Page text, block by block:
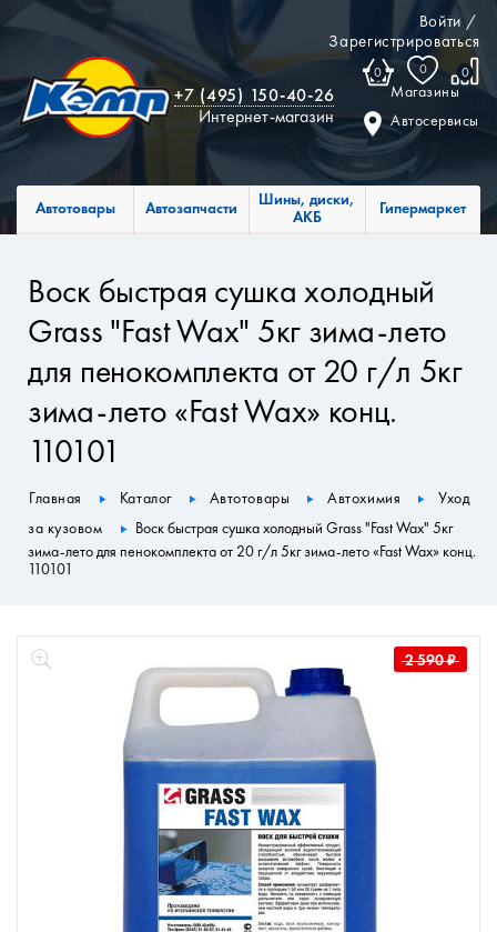
Войти /
Зарегистрироваться
0 0 0
Магазины
Автосервисы
+7 (495) 150-40-26
Интернет-магазин
Автотовары Автозапчасти
Шины, диски,
АКБ
Гипермаркет
Воск быстрая сушка холодный
Grass "Fast Wax" 5кг зима-лето
для пенокомплекта от 20 г/л 5кг
зима-лето «Fast Wax» конц.
110101
Главная Каталог Автотовары Автохимия
Уход
за кузовом
Воск быстрая сушка холодный Grass "Fast Wax" 5кг
зима-лето для пенокомплекта от 20 г/л 5кг зима-лето «Fast Wax» конц.
110101
2 590₽